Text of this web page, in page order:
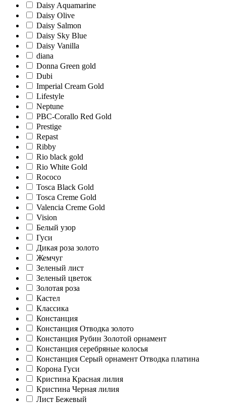
Daisy Aquamarine
Daisy Olive
Daisy Salmon
Daisy Sky Blue
Daisy Vanilla
diana
Donna Green gold
Dubi
Imperial Cream Gold
Lifestyle
Neptune
PBC-Corallo Red Gold
Prestige
Repast
Ribby
Rio black gold
Rio White Gold
Rococo
Tosca Black Gold
Tosca Creme Gold
Valencia Creme Gold
Vision
Белый узор
Гуси
Дикая роза золото
Жемчуг
Зеленый лист
Зеленый цветок
Золотая роза
Кастел
Классика
Констанция
Констанция Отводка золото
Констанция Рубин Золотой орнамент
Констанция серебряные колосья
Констанция Серый орнамент Отводка платина
Корона Гуси
Кристина Красная лилия
Кристина Черная лилия
Лист Бежевый